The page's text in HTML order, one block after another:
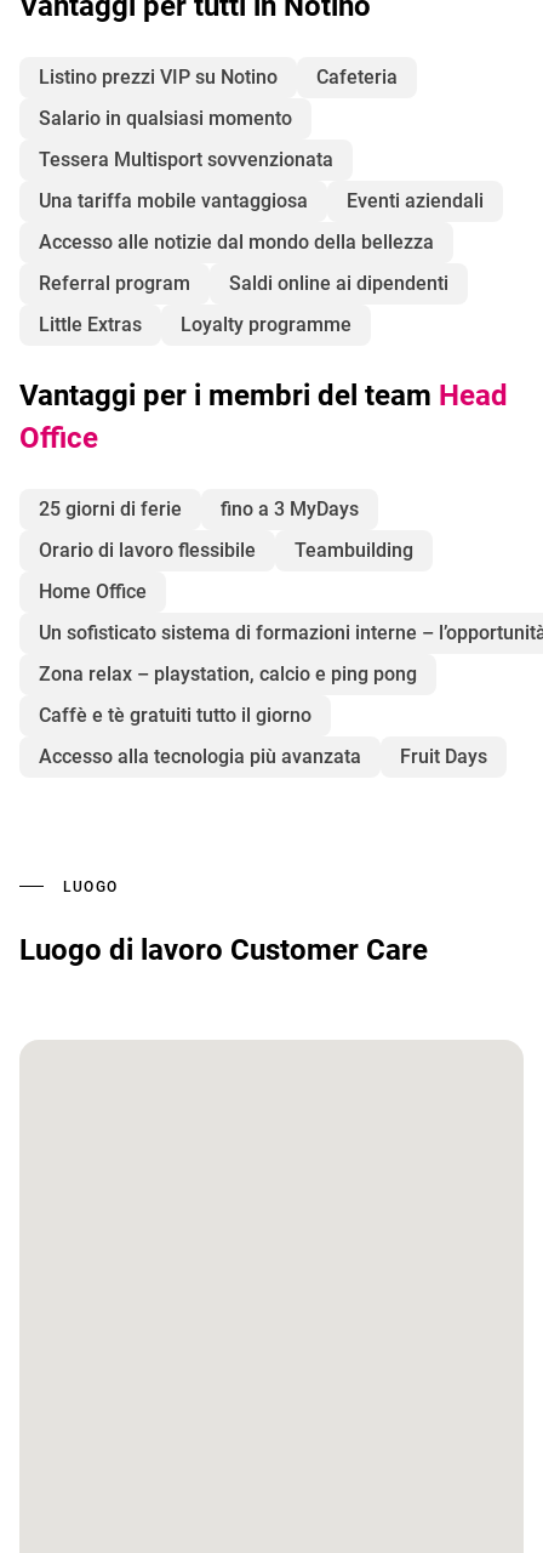
Listino prezzi VIP su Notino
Cafeteria
Salario in qualsiasi momento
Tessera Multisport sovvenzionata
Una tariffa mobile vantaggiosa
Eventi aziendali
Accesso alle notizie dal mondo della bellezza
Referral program
Saldi online ai dipendenti
Little Extras
Loyalty programme
Vantaggi per i membri del team Head
Office
25 giorni di ferie
fino a 3 MyDays
Orario di lavoro flessibile
Teambuilding
Home Office
Un sofisticato sistema di formazioni interne –
Zona relax – playstation, calcio e ping pong
Caffè e tè gratuiti tutto il giorno
Accesso alla tecnologia più avanzata
Fruit Days
LUOGO
Luogo di lavoro Customer Care